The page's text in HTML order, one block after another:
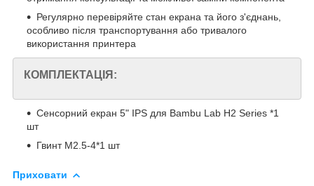
Регулярно перевіряйте стан екрана та його з'єднань,
особливо після транспортування або тривалого
використання принтера
КОМПЛЕКТАЦІЯ:
Сенсорний екран 5" IPS для Bambu Lab H2 Series *1
шт
Гвинт M2.5-4*1 шт
Приховати